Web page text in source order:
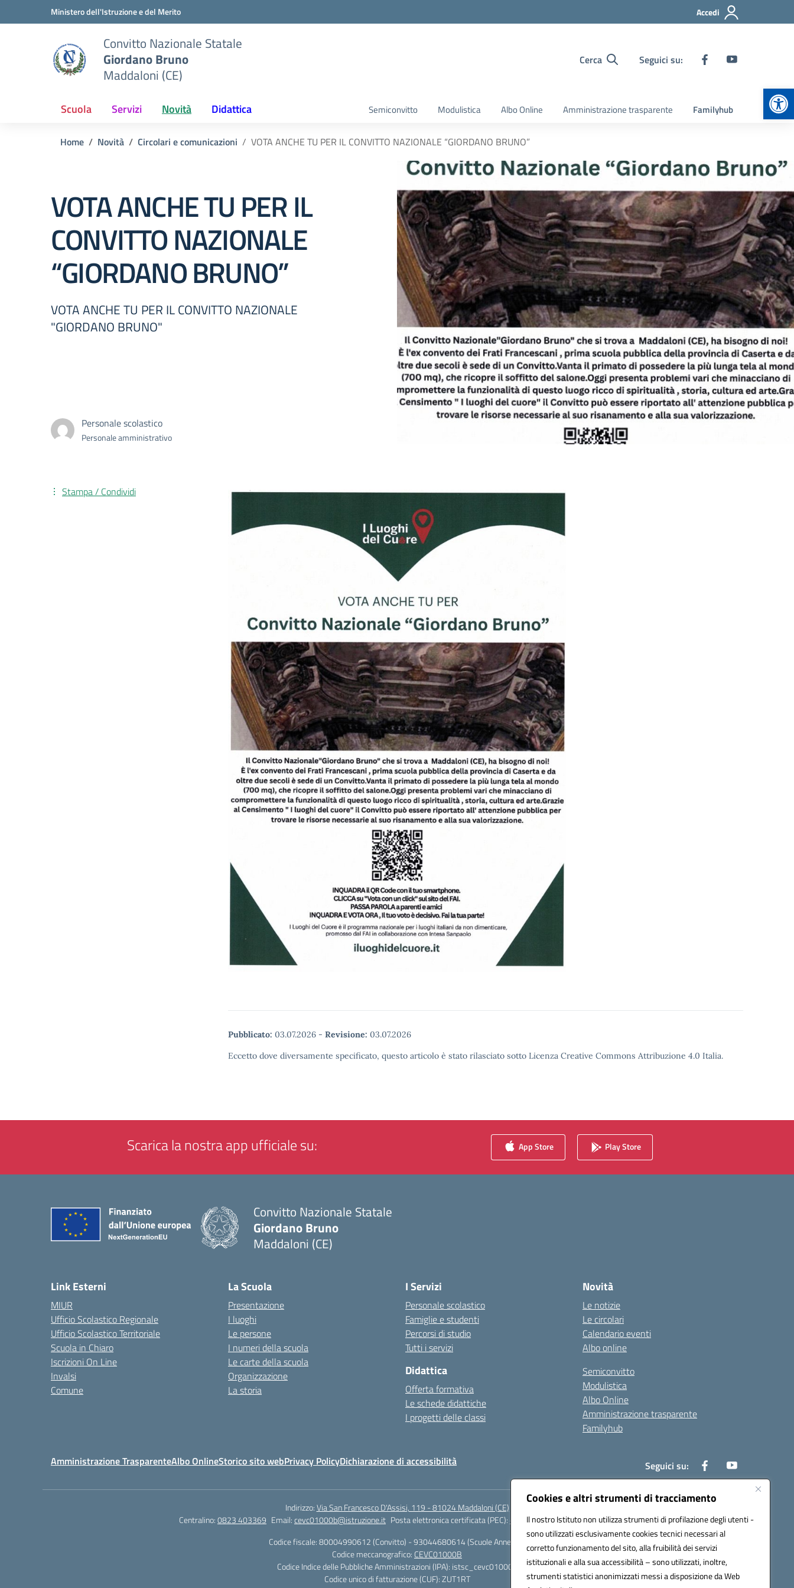
Cookies e altri strumenti di tracciamento
Il nostro Istituto non utilizza strumenti di profilazione degli utenti -
sono utilizzati esclusivamente cookies tecnici necessari al
corretto funzionamento del sito, alla fruibilità dei servizi
istituzionali e alla sua accessibilità – sono utilizzati, inoltre,
strumenti statistici anonimizzati messi a disposizione da Web
Vai ai contenuti
Vai al menu di navigazioneMinistero dell'Istruzione e del Merito Accedi
Convitto Nazionale Statale
Giordano Bruno
Maddaloni (CE)
Cerca Seguici su:
Scuola Servizi Novità Didattica Semiconvitto Modulistica Albo Online Amministrazione trasparente Familyhub
Home Novità Circolari e comunicazioni VOTA ANCHE TU PER IL CONVITTO NAZIONALE “GIORDANO BRUNO”
VOTA ANCHE TU PER IL
CONVITTO NAZIONALE
“GIORDANO BRUNO”
VOTA ANCHE TU PER IL CONVITTO NAZIONALE
"GIORDANO BRUNO"
Personale scolastico
Personale amministrativo
Pubblicato: 03.07.2026 - Revisione: 03.07.2026
Eccetto dove diversamente specificato, questo articolo è stato rilasciato sotto Licenza Creative Commons Attribuzione 4.0 Italia.
Stampa / Condividi
Scarica la nostra app ufficiale su: App Store Play Store
Convitto Nazionale Statale
Giordano Bruno
Maddaloni (CE)
Link Esterni
MIUR
Ufficio Scolastico Regionale
Ufficio Scolastico Territoriale
Scuola in Chiaro
Iscrizioni On Line
Invalsi
Comune
La Scuola
Presentazione
I luoghi
Le persone
I numeri della scuola
Le carte della scuola
Organizzazione
La storia
I Servizi
Personale scolastico
Famiglie e studenti
Percorsi di studio
Tutti i servizi
Didattica
Offerta formativa
Le schede didattiche
I progetti delle classi
Novità
Le notizie
Le circolari
Calendario eventi
Albo online
Semiconvitto
Modulistica
Albo Online
Amministrazione trasparente
Familyhub
Amministrazione TrasparenteAlbo OnlineStorico sito webPrivacy PolicyDichiarazione di accessibilità Seguici su:
Indirizzo:Via San Francesco D'Assisi, 119 - 81024 Maddaloni (CE)
Centralino:0823 403369 Email:cevc01000b@istruzione.it Posta elettronica certificata (PEC):cevc01000b@pec.istruzione.it
Codice fiscale: 80004990612 (Convitto) - 93044680614 (Scuole Annesse)
Codice meccanografico: CEVC01000B
Codice Indice delle Pubbliche Amministrazioni (IPA): istsc_cevc01000b
Codice unico di fatturazione (CUF): ZUT1RT